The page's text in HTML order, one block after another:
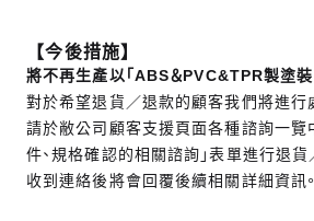
【今後措施】
將不再生產以「ABS＆PVC&TPR製塗裝
對於希望退貨／退款的顧客我們將進行
請於敝公司顧客支援頁面各種諮詢一覽
件、規格確認的相關諮詢」表單進行退貨
收到連絡後將會回覆後續相關詳細資訊。